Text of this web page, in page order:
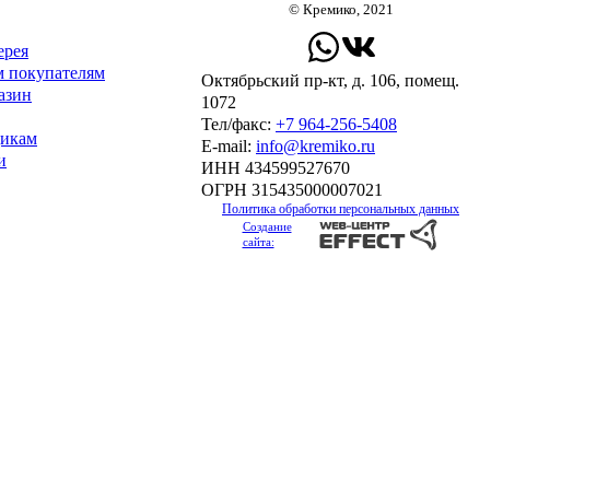
© Кремико, 2021
Октябрьский пр-кт, д. 106, помещ.
1072
Тел/факс: +7 964-256-5408
Е-mail: info@kremiko.ru
ИНН 434599527670
ОГРН 315435000007021
Политика обработки персональных данных
Создание
сайта: